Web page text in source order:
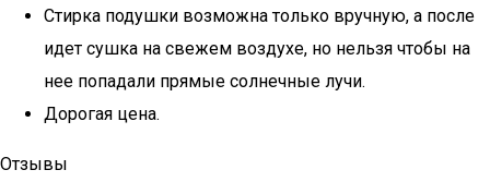
Стирка подушки возможна только вручную, а после
идет сушка на свежем воздухе, но нельзя чтобы на
нее попадали прямые солнечные лучи.
Дорогая цена.
Отзывы